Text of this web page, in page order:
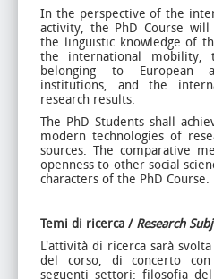
In the perspective of the
activity, the PhD Course
the linguistic knowledge of
the international mobility,
belonging to European
institutions, and the
research results.
The PhD Students shall
modern technologies of
sources. The comparative
openness to other social
characters of the PhD Course.
Temi di ricerca / Research
L'attività di ricerca sarà
del corso, di concerto
seguenti settori: filosofia